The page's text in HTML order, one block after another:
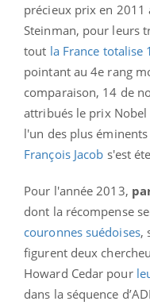
précieux prix en 2011
Steinman, pour leurs
tout la France totalise
pointant au 4e rang
comparaison, 14 de
attribués le prix
l'un des plus
François Jacob s'est
Pour l'année 2013,
dont la récompense
couronnes suédoises,
figurent deux
Howard Cedar pour
dans la séquence